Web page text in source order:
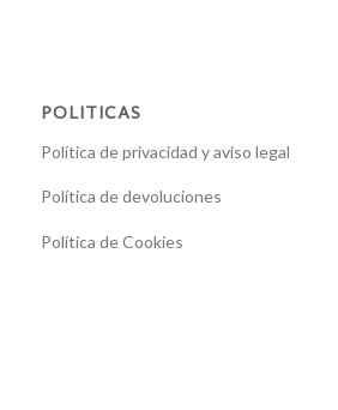
POLITICAS
Política de privacidad y aviso legal
Política de devoluciones
Política de Cookies